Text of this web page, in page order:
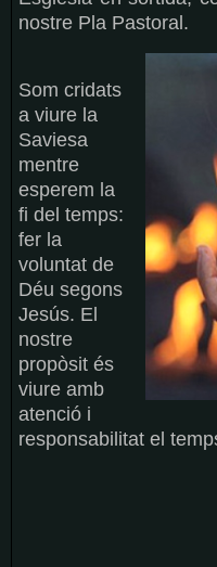
nostre Pla Pastoral.
Som cridats
a viure la
Saviesa
mentre
esperem la
fi del temps:
fer la
voluntat de
Déu segons
Jesús. El
nostre
propòsit és
viure amb
atenció i
responsabilitat el